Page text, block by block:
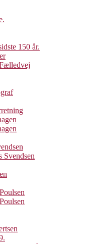
150 år.
Svendsen